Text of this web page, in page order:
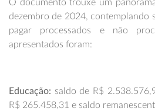
O documento trouxe um
dezembro de 2024, contemplando
pagar processados e não
apresentados foram:
Educação: saldo de R$
R$ 265.458,31 e saldo